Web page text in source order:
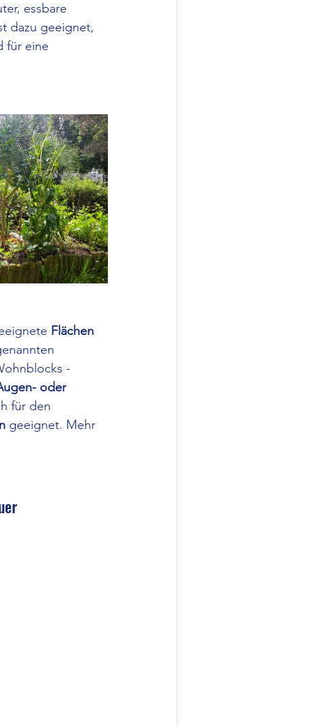
essbare
dazu geeignet,
für eine
Flächen
-
oder
für den
geeignet. Mehr